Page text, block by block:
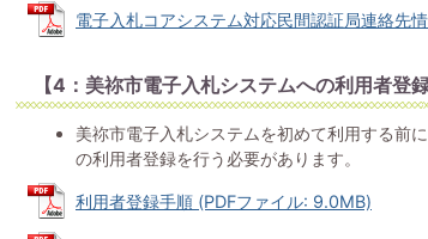
電子入札コアシステム対応民間認証局連絡先
【4：美祢市電子入札システムへの利用者登録
美祢市電子入札システムを初めて利用する前
の利用者登録を行う必要があります。
利用者登録手順 (PDFファイル: 9.0MB)